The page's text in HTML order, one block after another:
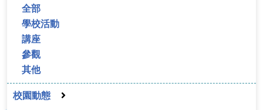
全部
學校活動
講座
參觀
其他
校園動態